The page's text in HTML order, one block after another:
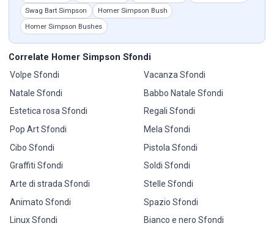
Swag Bart Simpson
Homer Simpson Bush
Homer Simpson Bushes
Correlate Homer Simpson Sfondi
Volpe Sfondi
Natale Sfondi
Estetica rosa Sfondi
Pop Art Sfondi
Cibo Sfondi
Graffiti Sfondi
Arte di strada Sfondi
Animato Sfondi
Linux Sfondi
Vacanza Sfondi
Babbo Natale Sfondi
Regali Sfondi
Mela Sfondi
Pistola Sfondi
Soldi Sfondi
Stelle Sfondi
Spazio Sfondi
Bianco e nero Sfondi